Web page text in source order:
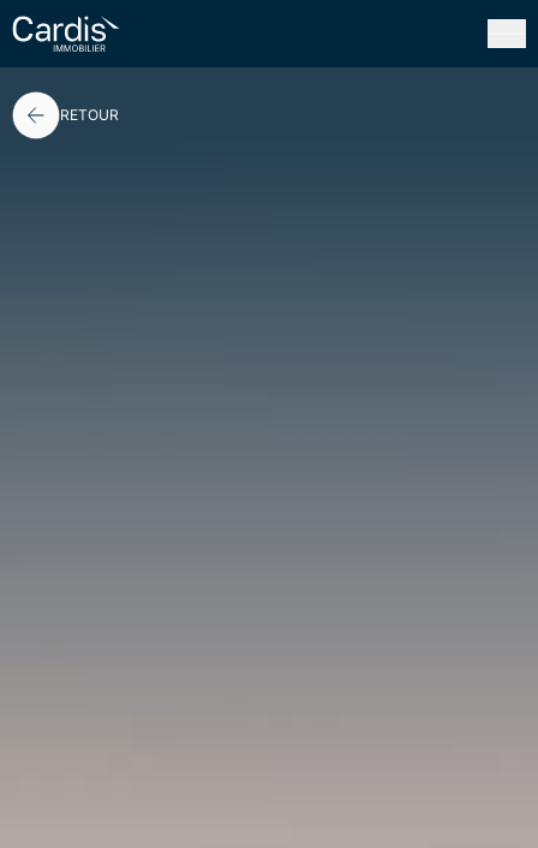
RETOUR